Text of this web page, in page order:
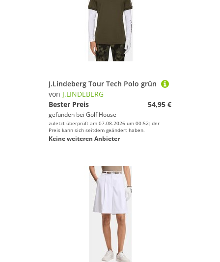
J.Lindeberg Tour Tech Polo grün
von J.LINDEBERG
Bester Preis
54,95 €
gefunden bei Golf House
zuletzt überprüft am 07.08.2026 um 00:52; der
Preis kann sich seitdem geändert haben.
Keine weiteren Anbieter